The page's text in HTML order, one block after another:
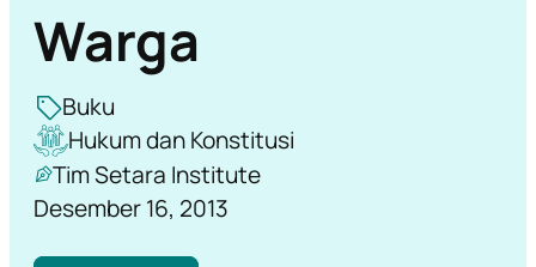
Warga
Buku
Hukum dan Konstitusi
Tim Setara Institute
Desember 16, 2013